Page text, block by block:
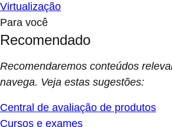
Virtualização
Para você
Recomendado
Recomendaremos conteúdos
navega. Veja estas sugestões:
Central de avaliação de produtos
Cursos e exames